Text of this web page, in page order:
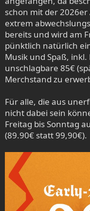
:
schon mit der
extrem
bereits und wird am
pünktlich natürlich
Musik und Spaß,
unschlagbare 85€
Merchstand zu
Für alle, die aus
nicht dabei sein
Freitag bis Sonntag
(89.90€ statt 99,90€).